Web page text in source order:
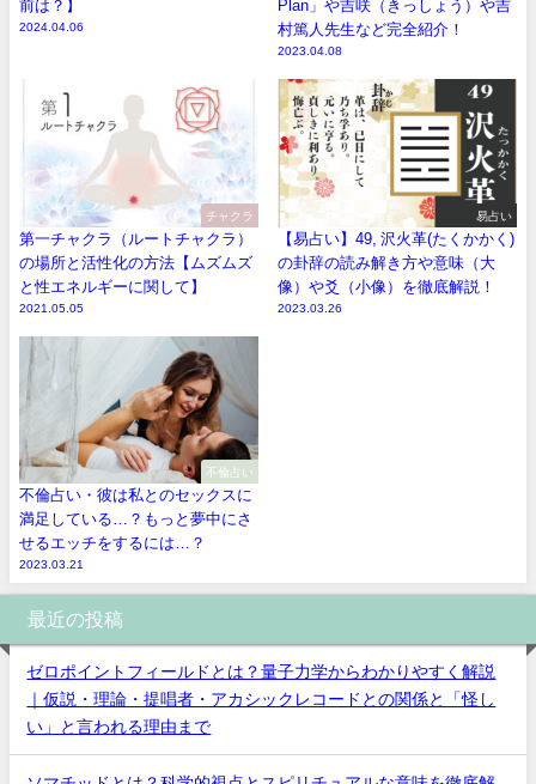
前は？】
2024.04.06
Plan」や吉咲（きっしょう）や吉
村篤人先生など完全紹介！
2023.04.08
チャクラ
第一チャクラ（ルートチャクラ）
の場所と活性化の方法【ムズムズ
と性エネルギーに関して】
2021.05.05
易占い
【易占い】49, 沢火革(たくかかく)
の卦辞の読み解き方や意味（大
像）や爻（小像）を徹底解説！
2023.03.26
不倫占い
不倫占い・彼は私とのセックスに
満足している…？もっと夢中にさ
せるエッチをするには…？
2023.03.21
最近の投稿
ゼロポイントフィールドとは？量子力学からわかりやすく解説
｜仮説・理論・提唱者・アカシックレコードとの関係と「怪し
い」と言われる理由まで